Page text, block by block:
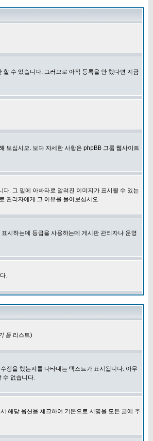
수 있습니다. 그러므로 아직 등록을 안 했다면 지금
보십시오. 보다 자세한 사항은 phpBB 그룹 웹사이트
. 그 밑에 아바타로 알려진 이미지가 표시될 수 있는
관리자에게 그 이유를 물어보십시오.
시하는데 등급을 사용하는데 게시판 관리자나 운영
.
등 리스트)
정을 했는지를 나타내는 텍스트가 표시됩니다. 아무
수 없습니다.
해당 옵션을 체크하여 기본으로 서명을 모든 글에 추